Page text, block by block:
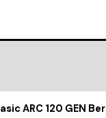
ARC 120 GEN